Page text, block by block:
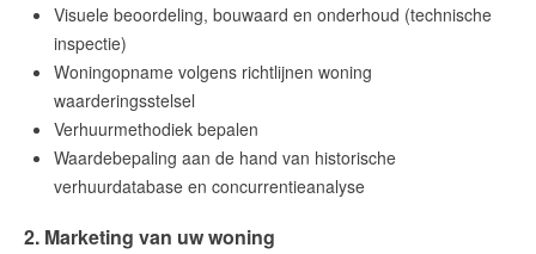
verandert
Amsterdam
Visuele beoordeling, bouwaard en onderhoud (technische
inspectie)
Woningopname volgens richtlijnen woning
waarderingsstelsel
Verhuurmethodiek bepalen
Waardebepaling aan de hand van historische
verhuurdatabase en concurrentieanalyse
2. Marketing van uw woning